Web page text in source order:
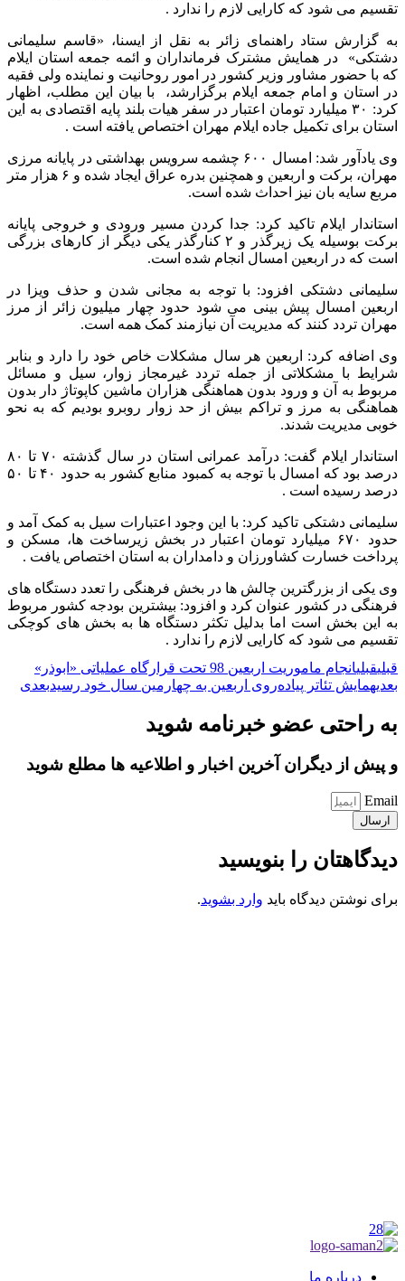
تقسیم می شود که کارایی لازم را ندارد .
به گزارش ستاد راهنمای زائر به نقل از ایسنا، «قاسم سلیمانی
دشتکی» در همایش مشترک فرمانداران و ائمه جمعه استان ایلام
که با حضور مشاور وزیر کشور در امور روحانیت و نماینده ولی فقیه
در استان و امام جمعه ایلام برگزارشد، با بیان این مطلب، اظهار
کرد: ۳۰ میلیارد تومان اعتبار در سفر هیات بلند پایه اقتصادی به این
استان برای تکمیل جاده ایلام مهران اختصاص یافته است .
وی یادآور شد: امسال ۶۰۰ چشمه سرویس بهداشتی در پایانه مرزی
مهران، برکت و اربعین و همچنین بدره عراق ایجاد شده و ۶ هزار متر
مربع سایه بان نیز احداث شده است‌.
استاندار ایلام تاکید کرد: جدا کردن مسیر ورودی و خروجی پایانه
برکت بوسیله یک زیرگذر و ۲ کنارگذر یکی دیگر از کارهای بزرگی
است که در اربعین امسال انجام شده است‌.
سلیمانی دشتکی افزود: با توجه به مجانی شدن و حذف ویزا در
اربعین امسال پیش بینی می شود حدود چهار میلیون زائر از مرز
مهران تردد کنند که مدیریت آن نیازمند کمک همه است‌.
وی اضافه کرد: اربعین هر سال مشکلات خاص خود را دارد و بنابر
شرایط با مشکلاتی از جمله تردد غیرمجاز زوار، سیل و مسائل
مربوط به آن و ورود بدون هماهنگی هزاران ماشین کاپوتاژ دار بدون
هماهنگی به مرز و تراکم بیش از حد زوار روبرو بودیم که به نحو
خوبی مدیریت شدند‌.
استاندار ایلام گفت: درآمد عمرانی استان در سال گذشته ۷۰ تا ۸۰
درصد بود که امسال با توجه به کمبود منابع کشور به حدود ۴۰ تا ۵۰
درصد رسیده است .
سلیمانی دشتکی تاکید کرد: با این وجود اعتبارات سیل به کمک آمد و
حدود ۶۷۰ میلیارد تومان اعتبار در بخش زیرساخت ها، مسکن و
پرداخت خسارت کشاورزان و دامداران به استان اختصاص یافت .
وی یکی از بزرگترین چالش ها در بخش فرهنگی را تعدد دستگاه های
فرهنگی در کشور عنوان کرد و افزود: بیشترین بودجه کشور مربوط
به این بخش است اما بدلیل تکثر دستگاه ها به بخش های کوچکی
تقسیم می شود که کارایی لازم را ندارد .
قبلیقبلیانجام ماموریت اربعین 98 تحت قرارگاه عملیاتی «ابوذر»
بعدیهمایش تئاتر پیاده‌روی اربعین به چهارمین سال خود رسیدبعدی
به راحتی عضو خبرنامه شوید
و پیش از دیگران آخرین اخبار و اطلاعیه ها مطلع شوید
Email
ارسال
دیدگاهتان را بنویسید
برای نوشتن دیدگاه باید وارد بشوید.
درباره ما